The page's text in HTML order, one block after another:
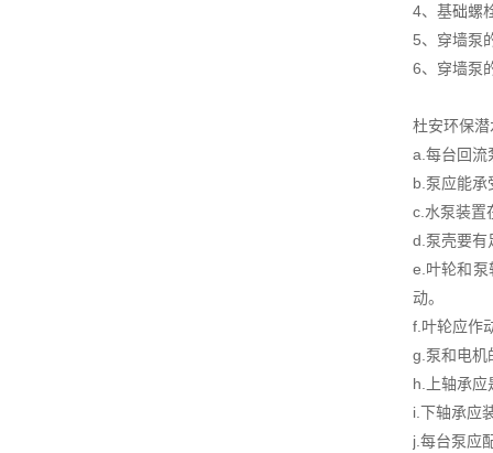
4、基础螺
5、穿墙泵
6、穿墙泵
杜安环保
a.每台回流
b.泵应能承
c.水泵装置
d.泵壳要有
e.叶轮和泵
动。
f.叶轮应作
g.泵和电机
h.上轴承应
i.下轴承应
j.每台泵应